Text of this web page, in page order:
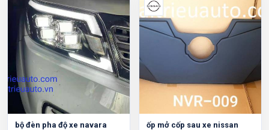
bộ đèn pha độ xe navara
ốp mở cốp sau xe nissan